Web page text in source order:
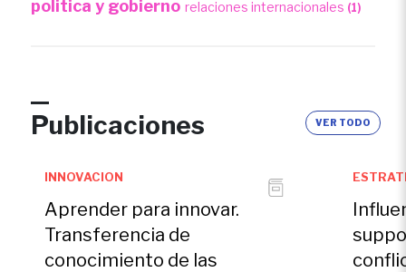
politica y gobierno relaciones internacionales (1)
Publicaciones VER TODO
INNOVACION
Aprender para innovar.
Transferencia de
conocimiento de las